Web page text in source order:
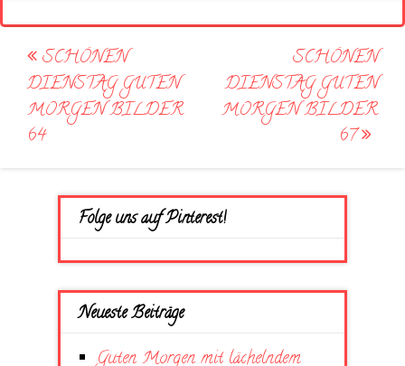
Post
navigation
SCHÖNEN
DIENSTAG GUTEN
MORGEN BILDER
64
SCHÖNEN
DIENSTAG GUTEN
MORGEN BILDER
67
Folge uns auf Pinterest!
Neueste Beiträge
Guten Morgen mit lächelndem